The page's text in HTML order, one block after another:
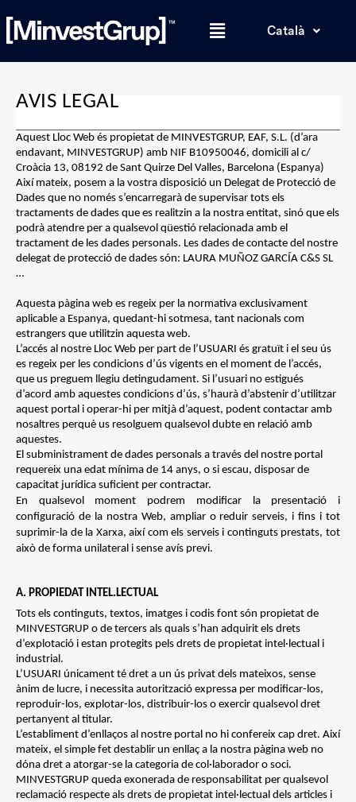
Català
AVIS LEGAL
Aquest Lloc Web és propietat de MINVESTGRUP, EAF, S.L. (d’ara
endavant, MINVESTGRUP) amb NIF B10950046, domicili al c/
Croàcia 13, 08192 de Sant Quirze Del Valles, Barcelona (Espanya)
Així mateix, posem a la vostra disposició un Delegat de Protecció de
Dades que no només s’encarregarà de supervisar tots els
tractaments de dades que es realitzin a la nostra entitat, sinó que els
podrà atendre per a qualsevol qüestió relacionada amb el
tractament de les dades personals. Les dades de contacte del nostre
delegat de protecció de dades són: LAURA MUÑOZ GARCÍA C&S SL
…
Aquesta pàgina web es regeix per la normativa exclusivament
aplicable a Espanya, quedant-hi sotmesa, tant nacionals com
estrangers que utilitzin aquesta web.
L’accés al nostre Lloc Web per part de l’USUARI és gratuït i el seu ús
es regeix per les condicions d’ús vigents en el moment de l’accés,
que us preguem llegiu detingudament. Si l’usuari no estigués
d’acord amb aquestes condicions d’ús, s’haurà d’abstenir d’utilitzar
aquest portal i operar-hi per mitjà d’aquest, podent contactar amb
nosaltres perquè us resolguem qualsevol dubte en relació amb
aquestes.
El subministrament de dades personals a través del nostre portal
requereix una edat mínima de 14 anys, o si escau, disposar de
capacitat jurídica suficient per contractar.
En qualsevol moment podrem modificar la presentació i
configuració de la nostra Web, ampliar o reduir serveis, i fins i tot
suprimir-la de la Xarxa, així com els serveis i continguts prestats, tot
això de forma unilateral i sense avís previ.
A. PROPIEDAT INTEL.LECTUAL
Tots els continguts, textos, imatges i codis font són propietat de
MINVESTGRUP o de tercers als quals s’han adquirit els drets
d’explotació i estan protegits pels drets de propietat intel·lectual i
industrial.
L’USUARI únicament té dret a un ús privat dels mateixos, sense
ànim de lucre, i necessita autorització expressa per modificar-los,
reproduir-los, explotar-los, distribuir-los o exercir qualsevol dret
pertanyent al titular.
L’establiment d’enllaços al nostre portal no hi confereix cap dret. Així
mateix, el simple fet destablir un enllaç a la nostra pàgina web no
dóna dret a atorgar-se la categoria de col·laborador o soci.
MINVESTGRUP queda exonerada de responsabilitat per qualsevol
reclamació respecte als drets de propietat intel·lectual dels articles i